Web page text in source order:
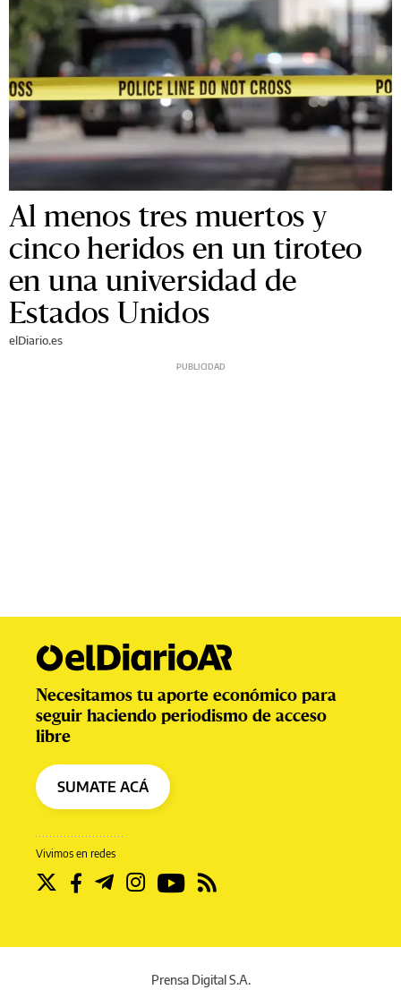
Al menos tres muertos y
cinco heridos en un tiroteo
en una universidad de
Estados Unidos
elDiario.es
Vivimos en redes
Necesitamos tu aporte económico para
seguir haciendo periodismo de acceso
libre
SUMATE ACÁ
Prensa Digital S.A.